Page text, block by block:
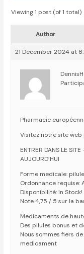
Viewing 1 post (of 1 total)
Author
21 December 2024 at
Pharmacie
Visitez notre site
ENTRER DANS LE
AUJOURD’HUI
Forme medicale: pilule
Ordonnance requise:
Disponibilité: In Stock!
Note 4,75 / 5 sur la
Medicaments de
Des pilules bonus et
Nous sommes fiers
medicament